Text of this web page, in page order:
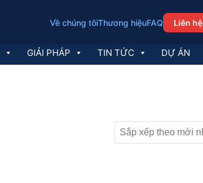
Về chúng tôiThương hiệuFAQ Liên hệ
GIẢI PHÁP TIN TỨC DỰ ÁN